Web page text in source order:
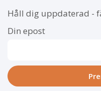
Håll dig uppdaterad -
Din epost